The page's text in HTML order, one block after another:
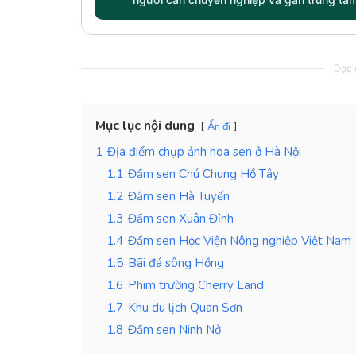
Đọc
Mục lục nội dung Ẩn đi
1 Địa điểm chụp ảnh hoa sen ở Hà Nội
1.1 Đầm sen Chú Chung Hồ Tây
1.2 Đầm sen Hà Tuyến
1.3 Đầm sen Xuân Đỉnh
1.4 Đầm sen Học Viện Nông nghiệp Việt Nam
1.5 Bãi đá sông Hồng
1.6 Phim trường Cherry Land
1.7 Khu du lịch Quan Sơn
1.8 Đầm sen Ninh Nở